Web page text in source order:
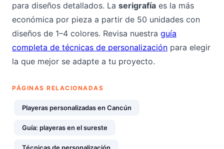
para diseños detallados. La serigrafía es la más
económica por pieza a partir de 50 unidades con
diseños de 1–4 colores. Revisa nuestra guía
completa de técnicas de personalización para elegir
la que mejor se adapte a tu proyecto.
PÁGINAS RELACIONADAS
Playeras personalizadas en Cancún
Guía: playeras en el sureste